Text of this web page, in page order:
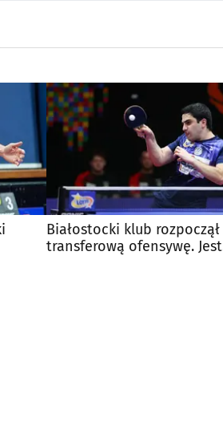
Białostocki klub rozpoczął
transferową ofensywę. Jest